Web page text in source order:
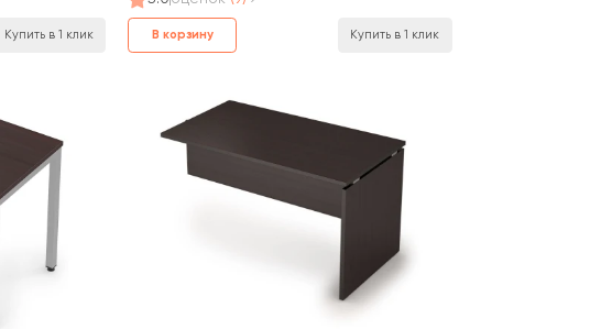
Купить в 1 клик В корзину Купить в 1 клик